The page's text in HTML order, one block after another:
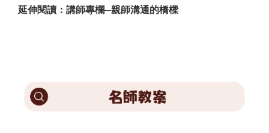
延伸閱讀：講師專欄─親師溝通的橋樑